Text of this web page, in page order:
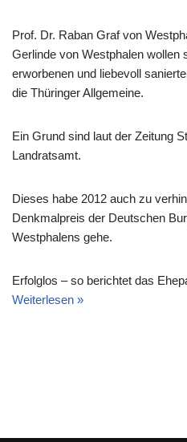
Prof. Dr. Raban Graf von
Gerlinde von Westphalen wollen
erworbenen und liebevoll
die Thüringer Allgemeine.
Ein Grund sind laut der Zeitung
Landratsamt.
Dieses habe 2012 auch zu
Denkmalpreis der Deutschen
Westphalens gehe.
Erfolglos – so berichtet das
Weiterlesen »